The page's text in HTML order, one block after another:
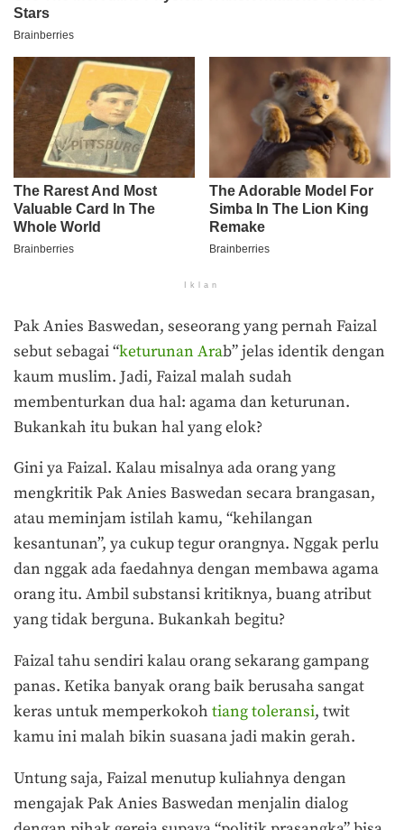
Iklan
Pak Anies Baswedan, seseorang yang pernah Faizal
sebut sebagai “keturunan Arab” jelas identik dengan
kaum muslim. Jadi, Faizal malah sudah
membenturkan dua hal: agama dan keturunan.
Bukankah itu bukan hal yang elok?
Gini ya Faizal. Kalau misalnya ada orang yang
mengkritik Pak Anies Baswedan secara brangasan,
atau meminjam istilah kamu, “kehilangan
kesantunan”, ya cukup tegur orangnya. Nggak perlu
dan nggak ada faedahnya dengan membawa agama
orang itu. Ambil substansi kritiknya, buang atribut
yang tidak berguna. Bukankah begitu?
Faizal tahu sendiri kalau orang sekarang gampang
panas. Ketika banyak orang baik berusaha sangat
keras untuk memperkokoh tiang toleransi, twit
kamu ini malah bikin suasana jadi makin gerah.
Untung saja, Faizal menutup kuliahnya dengan
mengajak Pak Anies Baswedan menjalin dialog